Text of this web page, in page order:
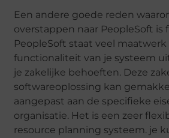
Een andere goede reden
overstappen naar PeopleSoft is
PeopleSoft staat veel
functionaliteit van je systeem
je zakelijke behoeften. Deze
softwareoplossing kan
aangepast aan de specifieke
organisatie. Het is een zeer
resource planning systeem. je